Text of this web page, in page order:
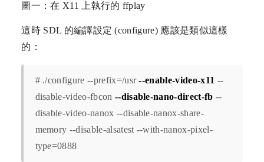
圖一：在 X11 上執行的 ffplay
這時 SDL 的編譯設定 (configure) 應該是類似這樣
的：
# ./configure --prefix=/usr--enable-video-x11 --
disable-video-fbcon --disable-nano-direct-fb --
disable-video-nanox --disable-nanox-share-
memory --disable-alsatest --with-nanox-pixel-
type=0888